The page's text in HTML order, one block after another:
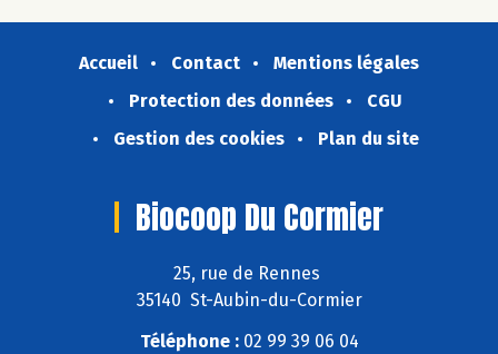
Accueil Contact
Mentions légales
Protection des données
CGU
Gestion des cookies
Plan du site
Biocoop Du Cormier
25, rue de Rennes
35140 St-Aubin-du-Cormier
Téléphone :02 99 39 06 04